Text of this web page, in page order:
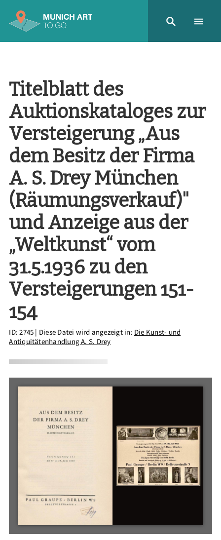
Titelblatt des
Auktionskataloges zur
Versteigerung „Aus
dem Besitz der Firma
A. S. Drey München
(Räumungsverkauf)"
und Anzeige aus der
„Weltkunst“ vom
31.5.1936 zu den
Versteigerungen 151-
154
ID: 2745 | Diese Datei wird angezeigt in: Die Kunst- und
Antiquitätenhandlung A. S. Drey